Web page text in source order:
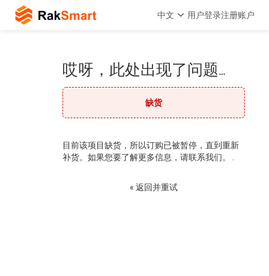
中文 用户登录注册账户
哎呀，此处出现了问题…
缺货
目前该项目缺货，所以订购已被暂停，直到重新
补货。如果您要了解更多信息，请联系我们。 .
« 返回并重试